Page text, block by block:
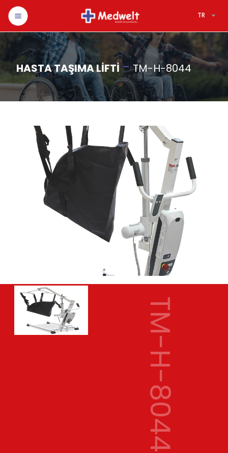
TR
HASTA TAŞIMA LİFTİ -TM-H-8044
TM-H-8044